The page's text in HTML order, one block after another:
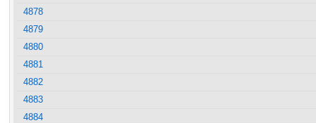
4878
4879
4880
4881
4882
4883
4884